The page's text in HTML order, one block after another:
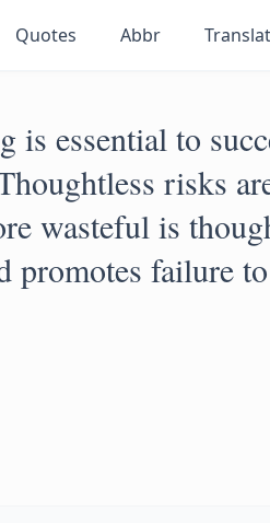
Quotes Abbr
is essential to
risks
wasteful is
promotes failure